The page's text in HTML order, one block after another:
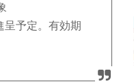
予定。有効期